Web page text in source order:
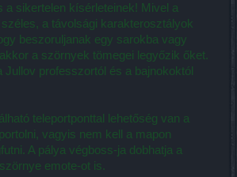
a sikertelen kísérleteinek! Mivel a
a távolsági karakterosztályok
beszoruljanak egy sarokba vagy
a szörnyek tömegei legyőzik őket.
Jullov professzortól és a bajnokoktól
teleportponttal lehetőség van a
vagyis nem kell a mapon
A pálya végboss-ja dobhatja a
emote-ot is.